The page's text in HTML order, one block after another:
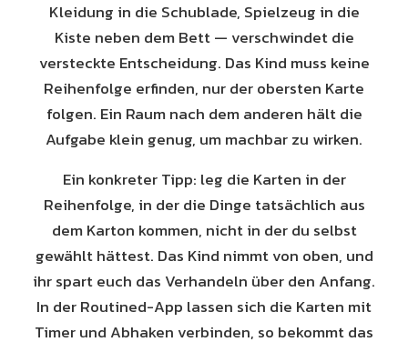
Kleidung in die Schublade, Spielzeug in die
Kiste neben dem Bett — verschwindet die
versteckte Entscheidung. Das Kind muss keine
Reihenfolge erfinden, nur der obersten Karte
folgen. Ein Raum nach dem anderen hält die
Aufgabe klein genug, um machbar zu wirken.
Ein konkreter Tipp: leg die Karten in der
Reihenfolge, in der die Dinge tatsächlich aus
dem Karton kommen, nicht in der du selbst
gewählt hättest. Das Kind nimmt von oben, und
ihr spart euch das Verhandeln über den Anfang.
In der Routined-App lassen sich die Karten mit
Timer und Abhaken verbinden, so bekommt das